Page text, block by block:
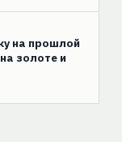
на прошлой
золоте и